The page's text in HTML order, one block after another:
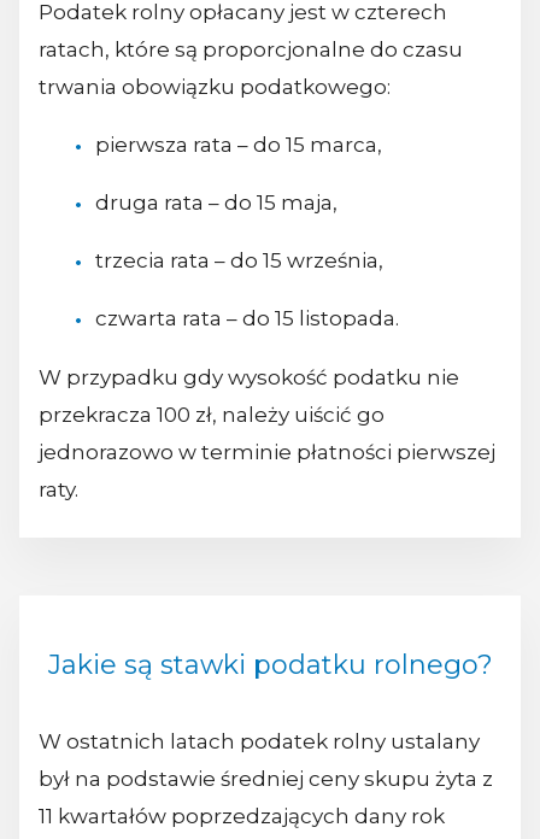
Podatek rolny opłacany jest w czterech
ratach, które są proporcjonalne do czasu
trwania obowiązku podatkowego:
pierwsza rata – do 15 marca,
druga rata – do 15 maja,
trzecia rata – do 15 września,
czwarta rata – do 15 listopada.
W przypadku gdy wysokość podatku nie
przekracza 100 zł, należy uiścić go
jednorazowo w terminie płatności pierwszej
raty.
Jakie są stawki podatku rolnego?
W ostatnich latach podatek rolny ustalany
był na podstawie średniej ceny skupu żyta z
11 kwartałów poprzedzających dany rok